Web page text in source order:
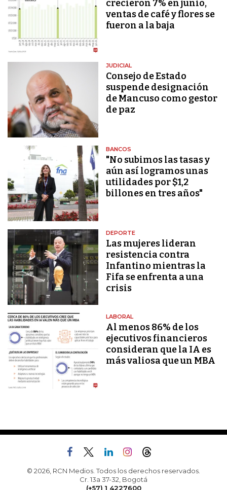
crecieron 7% en junio,
ventas de café y flores se
fueron a la baja
JUDICIAL
Consejo de Estado
suspende designación
de Mancuso como gestor
de paz
BANCOS
"No subimos las tasas y
aún así logramos unas
utilidades por $1,2
billones en tres años"
DEPORTE
Las mujeres lideran
resistencia contra
Infantino mientras la
Fifa se enfrenta a una
crisis
LABORAL
Al menos 86% de los
ejecutivos financieros
consideran que la IA es
más valiosa que un MBA
© 2026, RCN Medios. Todos los derechos reservados.
Cr. 13a 37-32, Bogotá
(+57) 1 4227600